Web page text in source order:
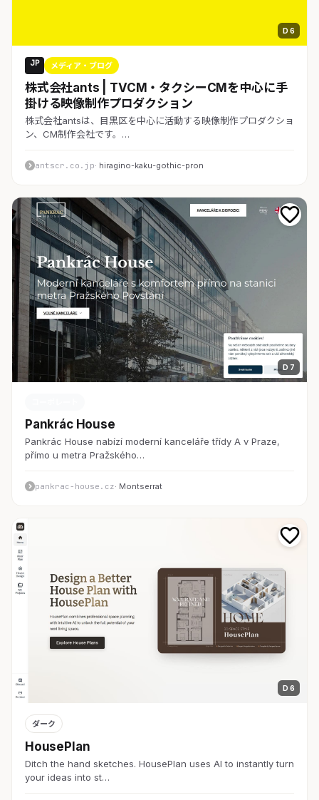
D 6
JP メディア・ブログ
株式会社ants | TVCM・タクシーCMを中心に手
掛ける映像制作プロダクション
株式会社antsは、目黒区を中心に活動する映像制作プロダクショ
ン、CM制作会社です。…
antscr.co.jp· hiragino-kaku-gothic-pron
D 7
Pankrác House
Pankrác House nabízí moderní kanceláře třídy A v Praze,
přímo u metra Pražského…
pankrac-house.cz· Montserrat
D 6
ダーク
HousePlan
Ditch the hand sketches. HousePlan uses AI to instantly turn
your ideas into st…